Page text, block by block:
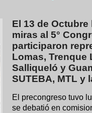
El 13 de
miras al 5°
participaron
Lomas, Trenque
Salliqueló y
SUTEBA, MTL y
El precongreso tuvo
se debatió en